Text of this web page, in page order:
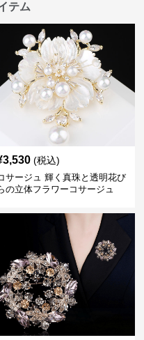
テム
3,530 (税込)
サージュ 輝く真珠と透明花び
の立体フラワーコサージュ